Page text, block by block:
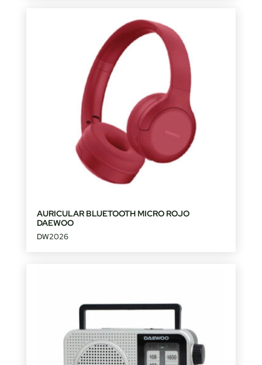
AURICULAR BLUETOOTH MICRO ROJO
DAEWOO
DW2026